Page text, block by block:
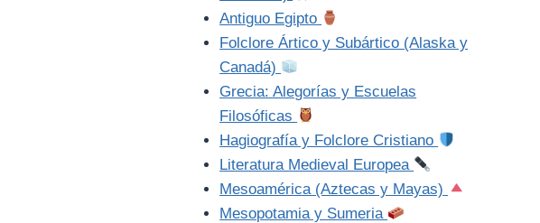
Antiguo Egipto
Folclore Ártico y Subártico (Alaska y
Canadá)
Grecia: Alegorías y Escuelas
Filosóficas
Hagiografía y Folclore Cristiano
Literatura Medieval Europea
Mesoamérica (Aztecas y Mayas)
Mesopotamia y Sumeria